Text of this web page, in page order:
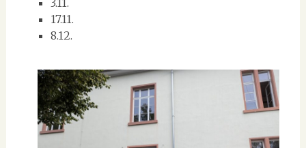
17.11.
8.12.